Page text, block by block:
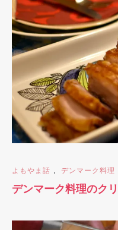
よもやま話 デンマーク料理
デンマーク料理のク